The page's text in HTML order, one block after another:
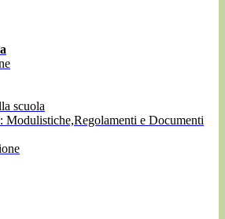
scuola
Modulistiche,Regolamenti e Documenti